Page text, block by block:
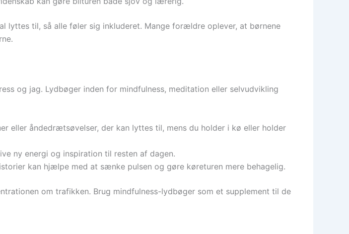
til, så alle føler sig inkluderet. Mange forældre oplever, at børnene
og jag. Lydbøger inden for mindfulness, meditation eller selvudvikling
eller åndedrætsøvelser, der kan lyttes til, mens du holder i kø eller holder
ny energi og inspiration til resten af dagen.
kan hjælpe med at sænke pulsen og gøre køreturen mere behagelig.
om trafikken. Brug mindfulness-lydbøger som et supplement til de